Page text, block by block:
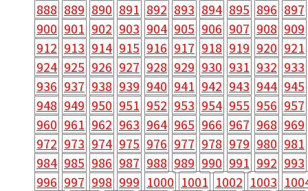
888 889 890 891 892 893 894 895 896 897
900 901 902 903 904 905 906 907 908 909
912 913 914 915 916 917 918 919 920 921
924 925 926 927 928 929 930 931 932 933
936 937 938 939 940 941 942 943 944 945
948 949 950 951 952 953 954 955 956 957
960 961 962 963 964 965 966 967 968 969
972 973 974 975 976 977 978 979 980 981
984 985 986 987 988 989 990 991 992 993
996 997 998 999 1000 1001 1002 1003